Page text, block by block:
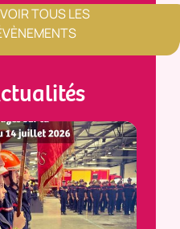
VOIR TOUS LES